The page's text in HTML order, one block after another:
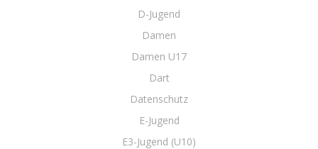
D-Jugend
Damen
Damen U17
Dart
Datenschutz
E-Jugend
E3-Jugend (U10)